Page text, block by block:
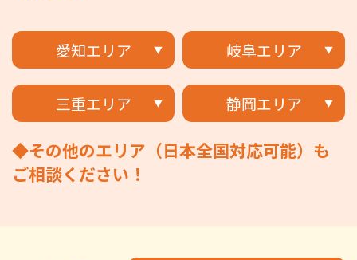
愛知エリア 岐阜エリア
三重エリア 静岡エリア
◆その他のエリア（日本全国対応可能）も
ご相談ください！